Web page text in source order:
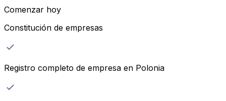
Comenzar hoy
Constitución de empresas
Registro completo de empresa en Polonia